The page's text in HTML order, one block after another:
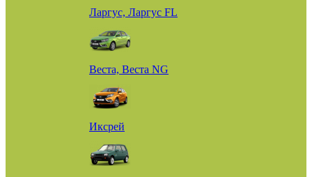
Ларгус, Ларгус FL
Веста, Веста NG
Иксрей